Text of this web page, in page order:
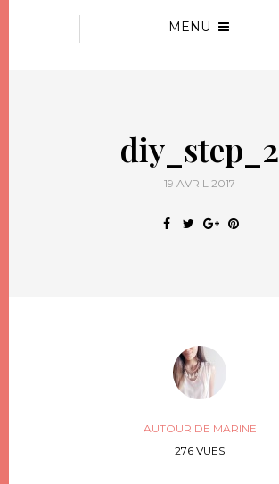
MENU
diy_step_2
19 AVRIL 2017
AUTOUR DE MARINE
276 VUES